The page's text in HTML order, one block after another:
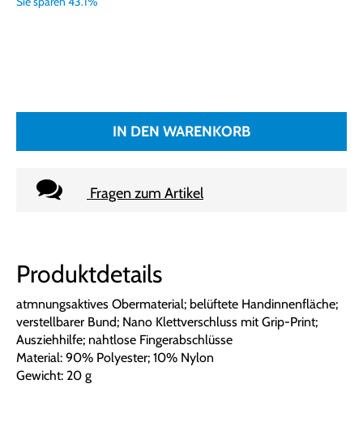
IN DEN WARENKORB
Fragen zum Artikel
Produktdetails
atmnungsaktives Obermaterial; belüftete Handinnenfläche;
verstellbarer Bund; Nano Klettverschluss mit Grip-Print;
Ausziehhilfe; nahtlose Fingerabschlüsse
Material: 90% Polyester; 10% Nylon
Gewicht: 20 g